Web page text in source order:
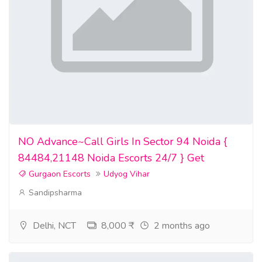
Kostenlose IELTS- und TOEFL-Vorbereitung (Note 9.0) –
Erhalten Sie noch heute bei uns 100% originale und
authentische Zertifikate, Führerscheine, Pässe und vieles
NO Advance~Call Girls In Sector 94 Noida {
84484,21148 Noida Escorts 24/7 } Get
Gurgaon Escorts
Udyog Vihar
Sandipsharma
Delhi, NCT 8,000 ₹ 2 months ago